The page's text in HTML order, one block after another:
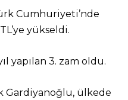
Cumhuriyeti’nde
yükseldi.
yapılan 3. zam oldu.
Gardiyanoğlu, ülkede